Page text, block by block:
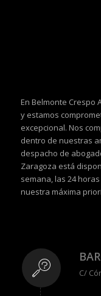
En Belmonte Crespo
y estamos
excepcional. Nos
dentro de nuestras
despacho de
Zaragoza está
semana, las 24
nuestra máxima
C/